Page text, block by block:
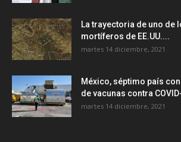
La trayectoria de uno de
mortíferos de EE.UU....
martes 14 diciembre, 2021
México, séptimo país
de vacunas contra
martes 14 diciembre, 2021